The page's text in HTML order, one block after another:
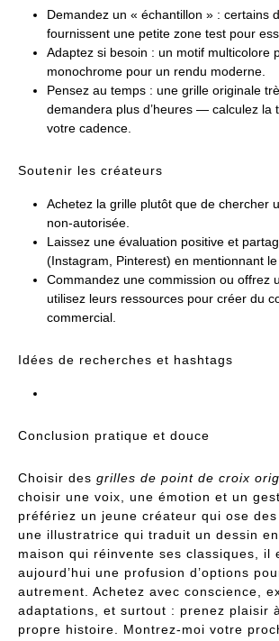
Demandez un « échantillon » : certains
fournissent une petite zone test pour
Adaptez si besoin : un motif multicolore
monochrome pour un rendu moderne.
Pensez au temps : une grille originale
demandera plus d’heures — calculez la
votre cadence.
Soutenir les créateurs
Achetez la grille plutôt que de chercher
non-autorisée.
Laissez une évaluation positive et
(Instagram, Pinterest) en mentionnant
Commandez une commission ou offrez
utilisez leurs ressources pour créer du
commercial.
Idées de recherches et hashtags
Conclusion pratique et douce
Choisir des grilles de point de croix
choisir une voix, une émotion et un
préfériez un jeune créateur qui ose
une illustratrice qui traduit un dessin
maison qui réinvente ses classiques, il
aujourd’hui une profusion d’options
autrement. Achetez avec conscience,
adaptations, et surtout : prenez plaisir
propre histoire. Montrez-moi votre